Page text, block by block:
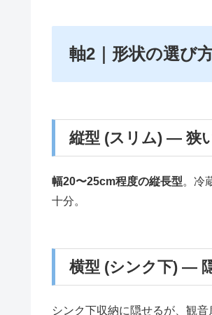
軸2｜形状の選び
縦型 (スリム) — 狭
幅20〜25cm程度の縦長型。冷
十分。
横型 (シンク下) —
シンク下収納に隠せるが、観